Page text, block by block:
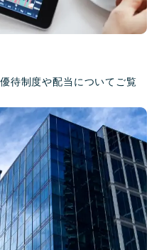
待制度や配当についてご覧